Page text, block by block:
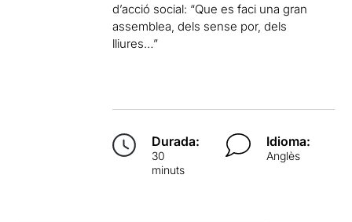
d’acció social: “Que es faci una gran
assemblea, dels sense por, dels
lliures…”
Durada:
30
minuts
Idioma:
Anglès